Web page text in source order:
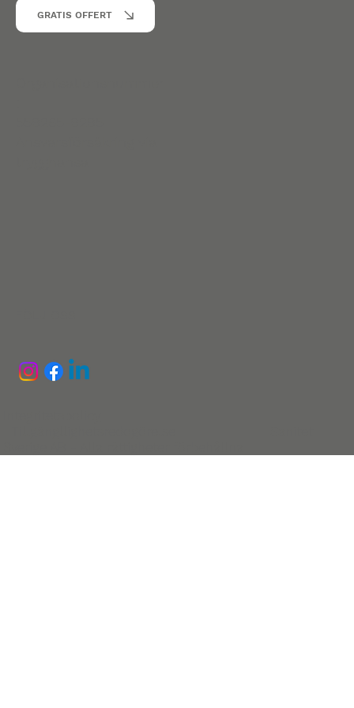
GRATIS OFFERT